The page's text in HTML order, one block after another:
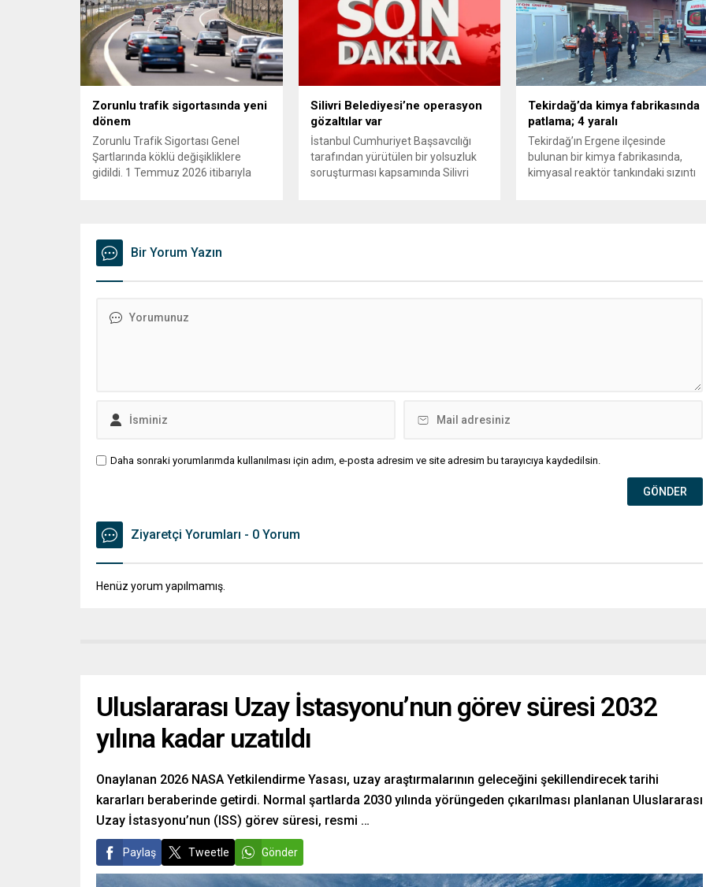
23 yılın zirvesine çıktı. Türkiye’de
yaşanan yüksek enflasyon ve hız
kazanan kira artışları, düşük...
karşılaşmasında rakibine 2-0
mağlup olarak Dünya Kupası
serüvenine puansız başladı.
Karşılaşmanın ilk dakikalarından
itibaren iki takım da kontrollü bir
oyun sergilerken, Avustralya
özellikle hızlı hücumlarla etkili
olmaya...
verdiği hukuksuz bir karardır” dedi.
CHP’den tedbirli olarak kesin
çıkarma cezası uygulanmak üzere
Yüksek Disiplin Kurulu’na (YDK) sevk
edilen ve partideki tüm
görevlerinden...
Zorunlu trafik sigortasında yeni
dönem
Zorunlu Trafik Sigortası Genel
Şartlarında köklü değişikliklere
gidildi. 1 Temmuz 2026 itibarıyla
kullanımındaki yaş sınırını kaldırıyor
ve değer kaybı ödemelerinde hak
sahibinin başvuru şartını otomatik
Müsteşarlığına bağlı ilgili
Silivri Belediyesi’ne operasyon
gözaltılar var
İstanbul Cumhuriyet Başsavcılığı
tarafından yürütülen bir yolsuzluk
soruşturması kapsamında Silivri
kararı uygulandı. Emniyet güçlerinin
Tekirdağ’da kimya fabrikasında
patlama; 4 yaralı
Tekirdağ’ın Ergene ilçesinde
bulunan bir kimya fabrikasında,
kimyasal reaktör tankındaki sızıntı
güvenlik ve sızıntı incelemesi
Bir Yorum Yazın
Daha sonraki yorumlarımda kullanılması için adım, e-posta adresim ve site adresim bu tarayıcıya kaydedilsin.
Ziyaretçi Yorumları - 0 Yorum
Henüz yorum yapılmamış.
Uluslararası Uzay İstasyonu’nun görev süresi 2032
yılına kadar uzatıldı
Onaylanan 2026 NASA Yetkilendirme Yasası, uzay araştırmalarının geleceğini şekillendirecek tarihi
kararları beraberinde getirdi. Normal şartlarda 2030 yılında yörüngeden çıkarılması planlanan Uluslararası
Uzay İstasyonu’nun (ISS) görev süresi, resmi …
Paylaş Tweetle Gönder